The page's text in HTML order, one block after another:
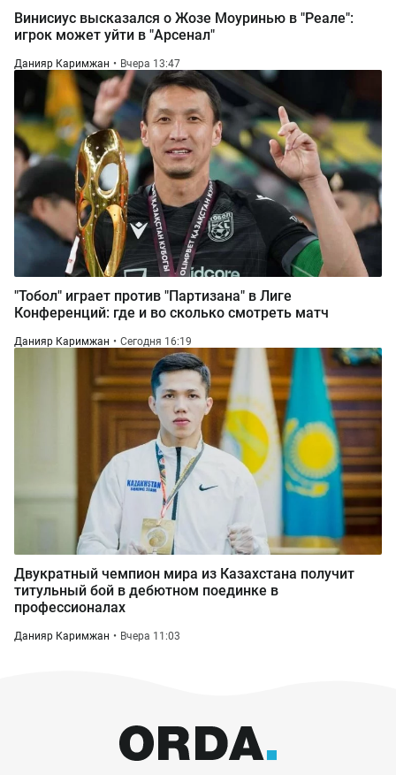
Винисиус высказался о Жозе Моуринью в "Реале":
игрок может уйти в "Арсенал"
Данияр Каримжан Вчера 13:47
"Тобол" играет против "Партизана" в Лиге
Конференций: где и во сколько смотреть матч
Данияр Каримжан Сегодня 16:19
Двукратный чемпион мира из Казахстана получит
титульный бой в дебютном поединке в
профессионалах
Данияр Каримжан Вчера 11:03